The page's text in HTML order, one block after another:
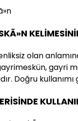
olan
gayri
Doğru